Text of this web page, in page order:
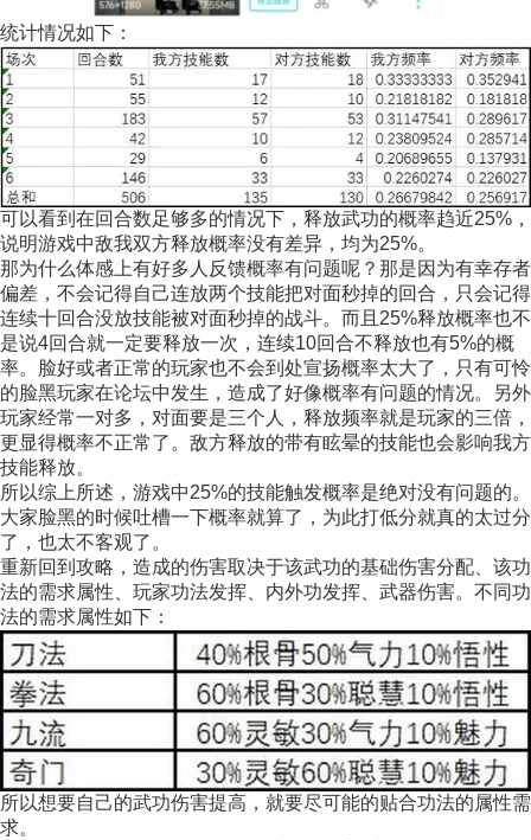
统计情况如下：
可以看到在回合数足够多的情况下，释放武功的概率趋近25%，
说明游戏中敌我双方释放概率没有差异，均为25%。
那为什么体感上有好多人反馈概率有问题呢？那是因为有幸存者
偏差，不会记得自己连放两个技能把对面秒掉的回合，只会记得
连续十回合没放技能被对面秒掉的战斗。而且25%释放概率也不
是说4回合就一定要释放一次，连续10回合不释放也有5%的概
率。脸好或者正常的玩家也不会到处宣扬概率太大了，只有可怜
的脸黑玩家在论坛中发生，造成了好像概率有问题的情况。另外
玩家经常一对多，对面要是三个人，释放频率就是玩家的三倍，
更显得概率不正常了。敌方释放的带有眩晕的技能也会影响我方
技能释放。
所以综上所述，游戏中25%的技能触发概率是绝对没有问题的。
大家脸黑的时候吐槽一下概率就算了，为此打低分就真的太过分
了，也太不客观了。
重新回到攻略，造成的伤害取决于该武功的基础伤害分配、该功
法的需求属性、玩家功法发挥、内外功发挥、武器伤害。不同功
法的需求属性如下：
所以想要自己的武功伤害提高，就要尽可能的贴合功法的属性需
求。